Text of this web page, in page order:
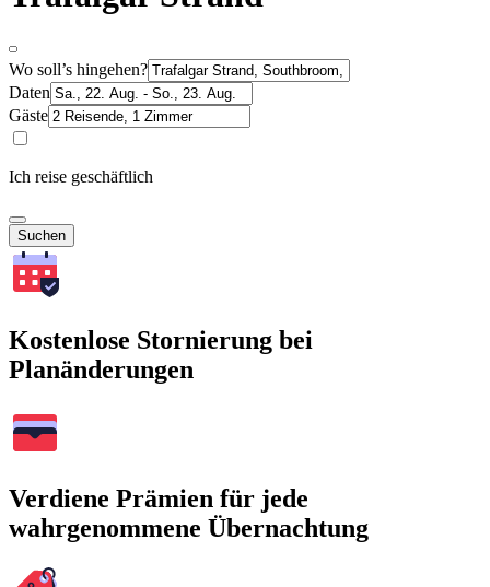
Wo soll’s hingehen?
Daten
Gäste
Ich reise geschäftlich
Suchen
Kostenlose Stornierung bei
Planänderungen
Verdiene Prämien für jede
wahrgenommene Übernachtung